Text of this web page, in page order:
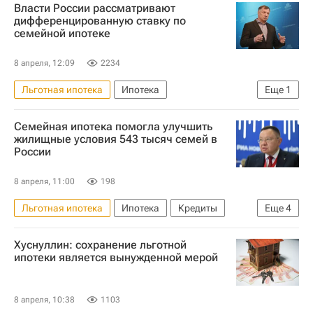
Власти России рассматривают
дифференцированную ставку по
семейной ипотеке
8 апреля, 12:09 2234
Еще 1
Льготная ипотека
Ипотека
Марат Хуснуллин
Семейная ипотека помогла улучшить
жилищные условия 543 тысяч семей в
России
8 апреля, 11:00 198
Еще4
Льготная ипотека Ипотека
Кредиты
Жилье
Россия
Ирек Файзуллин
Хуснуллин: сохранение льготной
ипотеки является вынужденной мерой
8 апреля, 10:38 1103